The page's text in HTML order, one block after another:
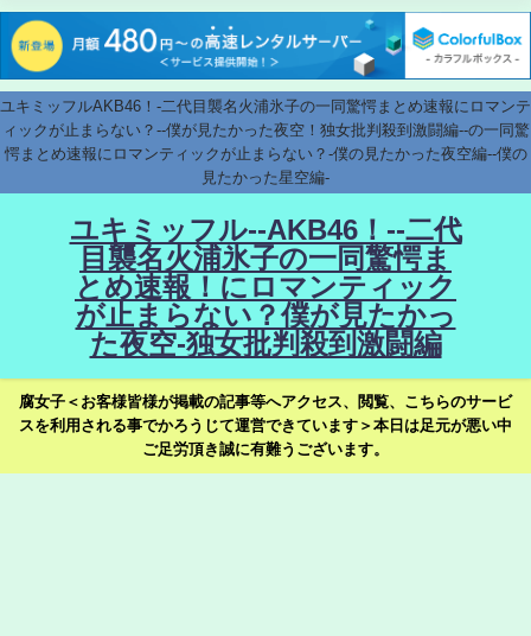
ユキミッフルAKB46！-二代目襲名火浦氷子の一同驚愕まとめ速報にロマンテ
ィックが止まらない？--僕が見たかった夜空！独女批判殺到激闘編--の一同驚
愕まとめ速報にロマンティックが止まらない？-僕の見たかった夜空編--僕の
見たかった星空編-
ユキミッフル--AKB46！--二代
目襲名火浦氷子の一同驚愕ま
とめ速報！にロマンティック
が止まらない？僕が見たかっ
た夜空-独女批判殺到激闘編
腐女子＜お客様皆様が掲載の記事等へアクセス、閲覧、こちらのサービ
スを利用される事でかろうじて運営できています＞本日は足元が悪い中
ご足労頂き誠に有難うございます。